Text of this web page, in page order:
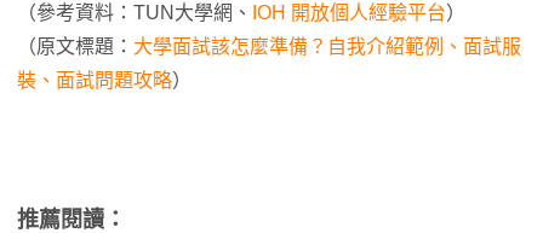
（參考資料：TUN大學網、 IOH 開放個人經驗平台）
（原文標題： 大學面試該怎麼準備？自我介紹範例、面試服
裝、面試問題攻略）
推薦閱讀：